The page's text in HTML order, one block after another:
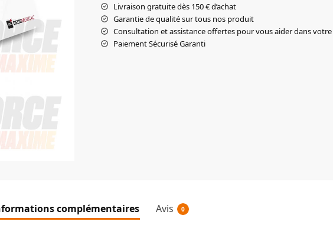
Livraison gratuite dès 150 € d’achat
Garantie de qualité sur tous nos produit
Consultation et assistance offertes pour vous aider dans
Paiement Sécurisé Garanti
complémentaires Avis 0